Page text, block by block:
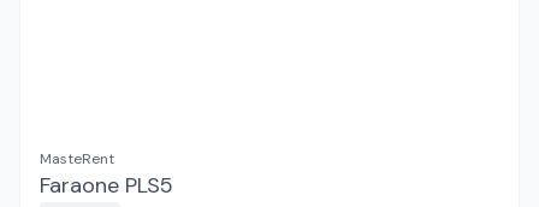
MasteRent
Faraone PLS5